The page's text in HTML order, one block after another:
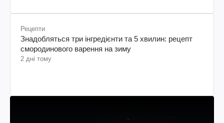
Рецепти
Знадобляться три інгредієнти та 5 хвилин: рецепт
смородинового варення на зиму
2 дні тому